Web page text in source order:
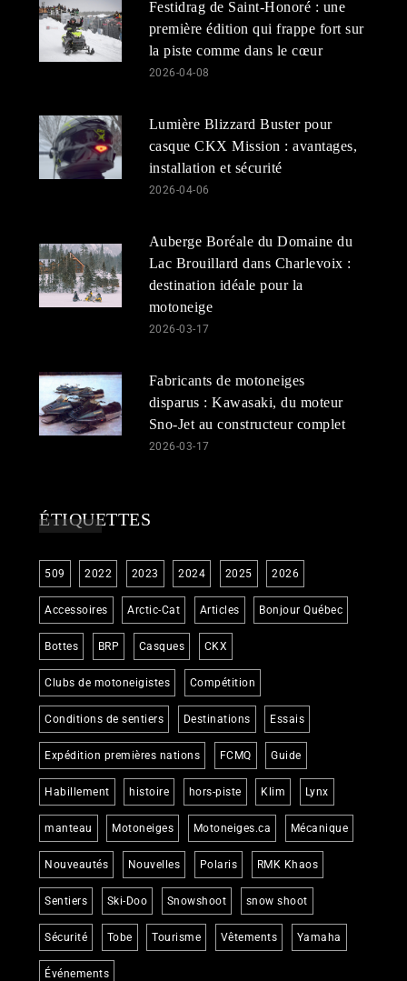
Festidrag de Saint-Honoré : une
première édition qui frappe fort sur
la piste comme dans le cœur
2026-04-08
Lumière Blizzard Buster pour
casque CKX Mission : avantages,
installation et sécurité
2026-04-06
Auberge Boréale du Domaine du
Lac Brouillard dans Charlevoix :
destination idéale pour la
motoneige
2026-03-17
Fabricants de motoneiges
disparus : Kawasaki, du moteur
Sno-Jet au constructeur complet
2026-03-17
ÉTIQUETTES
509 2022 2023 2024 2025 2026
Accessoires Arctic-Cat Articles Bonjour Québec
Bottes BRP Casques CKX
Clubs de motoneigistes Compétition
Conditions de sentiers Destinations Essais
Expédition premières nations FCMQ Guide
Habillement histoire hors-piste Klim Lynx
manteau Motoneiges Motoneiges.ca Mécanique
Nouveautés Nouvelles Polaris RMK Khaos
Sentiers Ski-Doo Snowshoot snow shoot
Sécurité Tobe Tourisme Vêtements Yamaha
Événements